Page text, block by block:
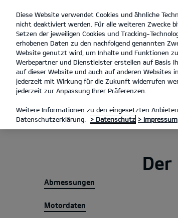
open
menu
Abmessungen
Motordaten
MODELLE
Der
Diese Website verwendet Cookies und ähnliche
nicht deaktiviert werden. Für alle weiteren Zwecke
Setzen der jeweiligen Cookies und Tracking-
erhobenen Daten zu den nachfolgend genannten
Website genutzt wird, um Inhalte und Funktionen
Werbepartner und Dienstleister erstellen auf Basis
auf dieser Website und auch auf anderen Websites
jederzeit mit Wirkung für die Zukunft widerrufen
jederzeit zur Anpassung Ihrer Präferenzen.
Weitere Informationen zu den eingesetzten
Datenschutzerklärung.
> Datenschutz > Impressum